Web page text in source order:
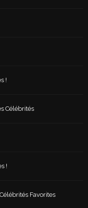
!
Célébrités
!
Favorites